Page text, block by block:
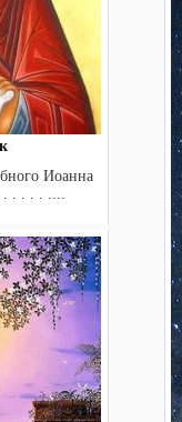
Иоанна
. . . . ....